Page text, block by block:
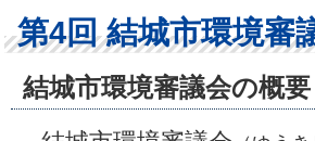
第4回 結城市環境審
結城市環境審議会の概要